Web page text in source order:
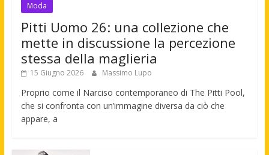
Moda
Pitti Uomo 26: una collezione che
mette in discussione la percezione
stessa della maglieria
15 Giugno 2026 Massimo Lupo
Proprio come il Narciso contemporaneo di The Pitti Pool,
che si confronta con un’immagine diversa da ciò che
appare, a